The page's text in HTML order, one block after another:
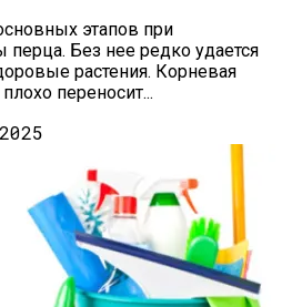
этапов при
Без нее редко удается
растения. Корневая
переносит...